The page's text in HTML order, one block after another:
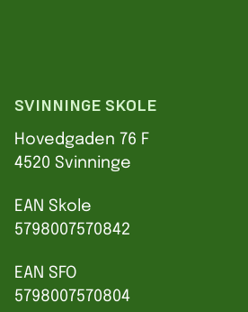
SVINNINGE SKOLE
Hovedgaden 76 F
4520 Svinninge
EAN Skole
5798007570842
EAN SFO
5798007570804